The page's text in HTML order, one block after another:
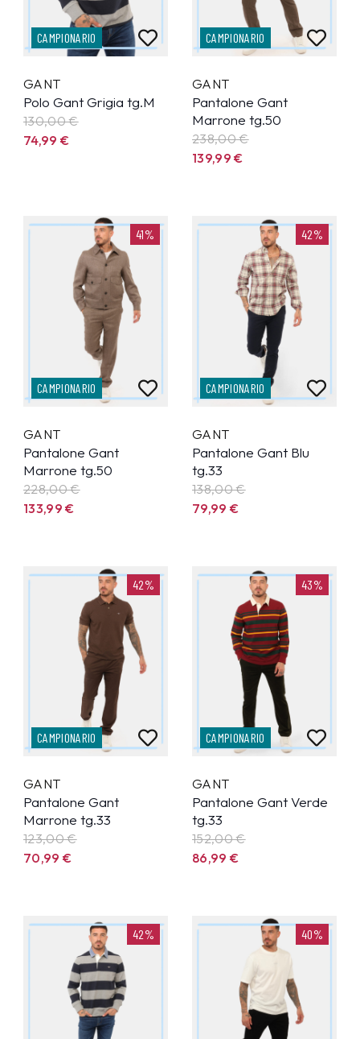
CAMPIONARIO
GANT
Polo Gant Grigia tg.M
130,00 €
74,99€
CAMPIONARIO
GANT
Pantalone Gant
Marrone tg.50
238,00 €
139,99€
41%
CAMPIONARIO
GANT
Pantalone Gant
Marrone tg.50
228,00 €
133,99€
42%
CAMPIONARIO
GANT
Pantalone Gant Blu
tg.33
138,00 €
79,99€
42%
CAMPIONARIO
GANT
Pantalone Gant
Marrone tg.33
123,00 €
70,99€
43%
CAMPIONARIO
GANT
Pantalone Gant Verde
tg.33
152,00 €
86,99€
42% 40%